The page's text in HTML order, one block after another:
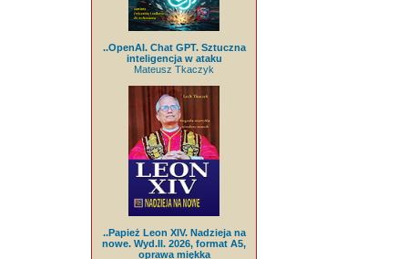
..OpenAI. Chat GPT. Sztuczna
inteligencja w ataku
Mateusz Tkaczyk
..Papież Leon XIV. Nadzieja na
nowe. Wyd.II. 2026, format A5,
oprawa miękka